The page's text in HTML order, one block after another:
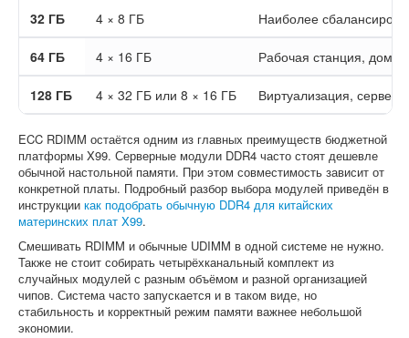
32 ГБ 4 × 8 ГБ Наиболее
64 ГБ 4 × 16 ГБ Рабочая станция,
128 ГБ 4 × 32 ГБ или 8 × 16 ГБ Виртуализация,
ECC RDIMM остаётся одним из главных преимуществ бюджетной
платформы X99. Серверные модули DDR4 часто стоят дешевле
обычной настольной памяти. При этом совместимость зависит от
конкретной платы. Подробный разбор выбора модулей приведён в
инструкции как подобрать обычную DDR4 для китайских
материнских плат X99.
Смешивать RDIMM и обычные UDIMM в одной системе не нужно.
Также не стоит собирать четырёхканальный комплект из
случайных модулей с разным объёмом и разной организацией
чипов. Система часто запускается и в таком виде, но
стабильность и корректный режим памяти важнее небольшой
экономии.